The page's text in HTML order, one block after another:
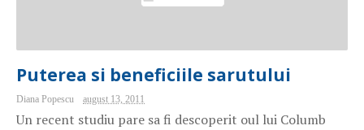
Puterea si beneficiile sarutului
Diana Popescu august 13, 2011
Un recent studiu pare sa fi descoperit oul lui Columb